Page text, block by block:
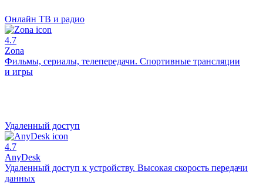
Онлайн ТВ и радио
4.7
Zona
Фильмы, сериалы, телепередачи. Спортивные трансляции
и игры
Удаленный доступ
4.7
AnyDesk
Удаленный доступ к устройству. Высокая скорость передачи
данных